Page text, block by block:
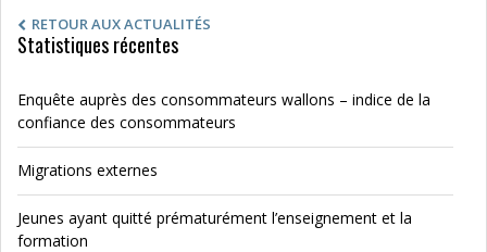
RETOUR AUX ACTUALITÉS
Statistiques récentes
Enquête auprès des consommateurs wallons – indice de la
confiance des consommateurs
Migrations externes
Jeunes ayant quitté prématurément l’enseignement et la
formation